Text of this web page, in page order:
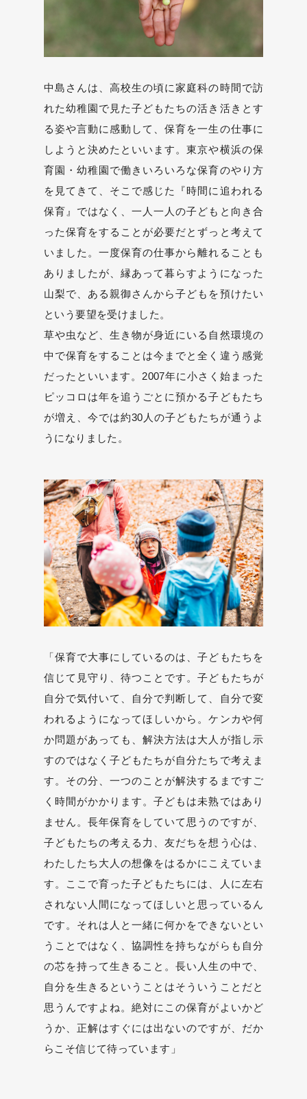
中島さんは、高校生の頃に家庭科の時間で訪
れた幼稚園で見た子どもたちの活き活きとす
る姿や言動に感動して、保育を一生の仕事に
しようと決めたといいます。東京や横浜の保
育園・幼稚園で働きいろいろな保育のやり方
を見てきて、そこで感じた『時間に追われる
保育』ではなく、一人一人の子どもと向き合
った保育をすることが必要だとずっと考えて
いました。一度保育の仕事から離れることも
ありましたが、縁あって暮らすようになった
山梨で、ある親御さんから子どもを預けたい
という要望を受けました。
草や虫など、生き物が身近にいる自然環境の
中で保育をすることは今までと全く違う感覚
だったといいます。2007年に小さく始まった
ピッコロは年を追うごとに預かる子どもたち
が増え、今では約30人の子どもたちが通うよ
うになりました。
「保育で大事にしているのは、子どもたちを
信じて見守り、待つことです。子どもたちが
自分で気付いて、自分で判断して、自分で変
われるようになってほしいから。ケンカや何
か問題があっても、解決方法は大人が指し示
すのではなく子どもたちが自分たちで考えま
す。その分、一つのことが解決するまですご
く時間がかかります。子どもは未熟ではあり
ません。長年保育をしていて思うのですが、
子どもたちの考える力、友だちを想う心は、
わたしたち大人の想像をはるかにこえていま
す。ここで育った子どもたちには、人に左右
されない人間になってほしいと思っているん
です。それは人と一緒に何かをできないとい
うことではなく、協調性を持ちながらも自分
の芯を持って生きること。長い人生の中で、
自分を生きるということはそういうことだと
思うんですよね。絶対にこの保育がよいかど
うか、正解はすぐには出ないのですが、だか
らこそ信じて待っています」